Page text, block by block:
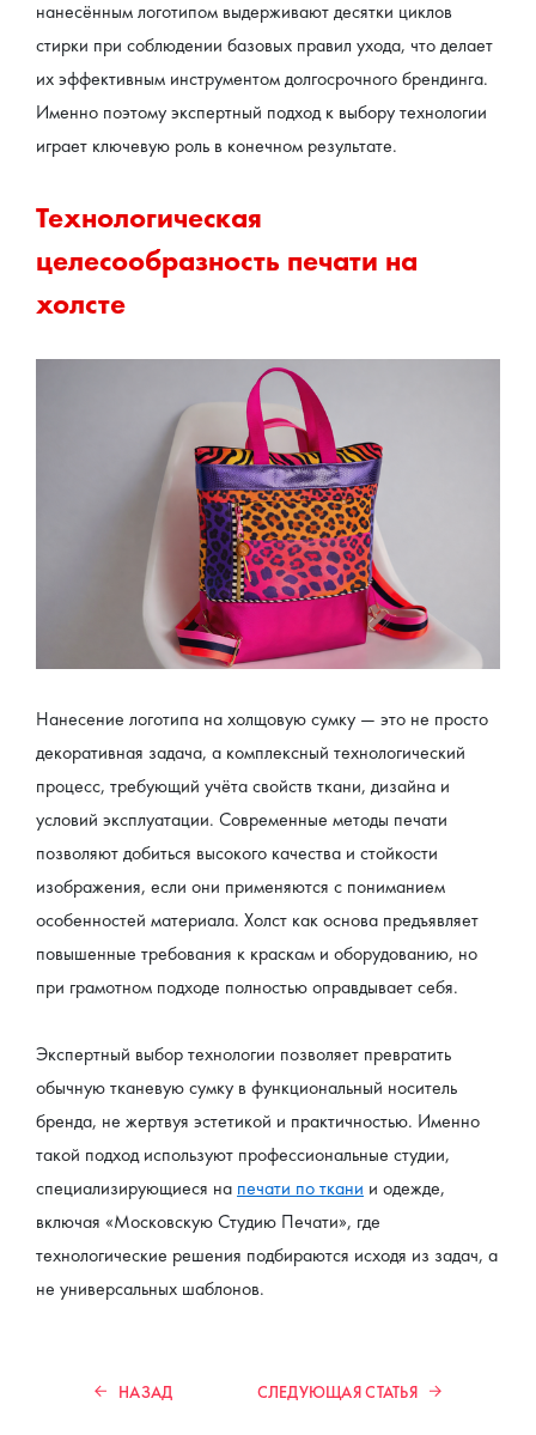
нанесённым логотипом выдерживают десятки циклов
стирки при соблюдении базовых правил ухода, что делает
их эффективным инструментом долгосрочного брендинга.
Именно поэтому экспертный подход к выбору технологии
играет ключевую роль в конечном результате.
Технологическая
целесообразность печати на
холсте
Нанесение логотипа на холщовую сумку — это не просто
декоративная задача, а комплексный технологический
процесс, требующий учёта свойств ткани, дизайна и
условий эксплуатации. Современные методы печати
позволяют добиться высокого качества и стойкости
изображения, если они применяются с пониманием
особенностей материала. Холст как основа предъявляет
повышенные требования к краскам и оборудованию, но
при грамотном подходе полностью оправдывает себя.
Экспертный выбор технологии позволяет превратить
обычную тканевую сумку в функциональный носитель
бренда, не жертвуя эстетикой и практичностью. Именно
такой подход используют профессиональные студии,
специализирующиеся на печати по ткани и одежде,
включая «Московскую Студию Печати», где
технологические решения подбираются исходя из задач, а
не универсальных шаблонов.
НАЗАД СЛЕДУЮЩАЯ СТАТЬЯ